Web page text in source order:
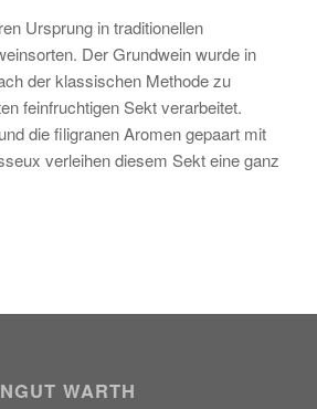
Ursprung in traditionellen
Der Grundwein wurde in
der klassischen Methode zu
feinfruchtigen Sekt verarbeitet.
die filigranen Aromen gepaart mit
verleihen diesem Sekt eine ganz
WARTH